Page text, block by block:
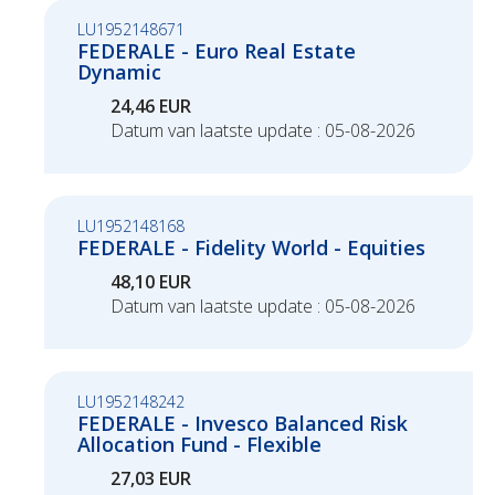
Duurzaamheid
Polis Check
Bedrijfsleider
Uw financiën
Uw bezittingen
Bedrijfsleider
Polis Check
LU1952148671
FEDERALE - Euro Real Estate
Dynamic
24,46 EUR
Datum van laatste update : 05-08-2026
LU1952148168
FEDERALE - Fidelity World - Equities
48,10 EUR
Datum van laatste update : 05-08-2026
LU1952148242
FEDERALE - Invesco Balanced Risk
Allocation Fund - Flexible
27,03 EUR